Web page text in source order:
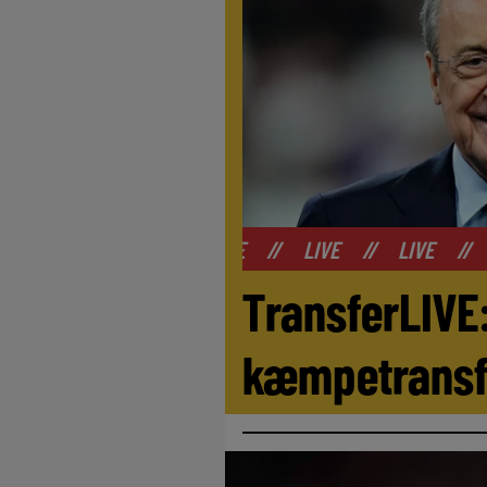
LIVE // LIVE // LIVE